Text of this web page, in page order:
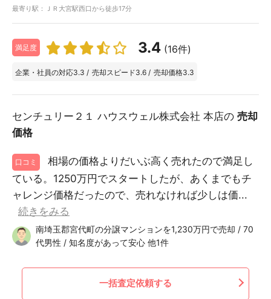
最寄り駅：ＪＲ大宮駅西口から徒歩17分
満足度 3.4 (16件)
企業・社員の対応3.3 / 売却スピード3.6 / 売却価格3.3
センチュリー２１ ハウスウェル株式会社 本店の 売却
価格
口コミ
相場の価格よりだいぶ高く売れたので満足し
ている。1250万円でスタートしたが、あくまでもチ
ャレンジ価格だったので、売れなければ少しは価...
続きをみる
南埼玉郡宮代町の分譲マンションを1,230万円で売却 / 70
代男性 / 知名度があって安心 他1件
一括査定依頼する